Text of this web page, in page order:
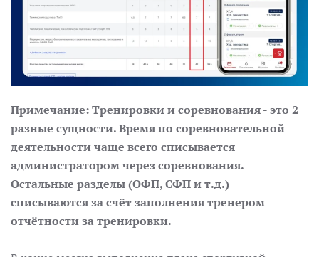
Примечание:Тренировки и соревнования - это 2
разные сущности. Время по соревновательной
деятельности чаще всего списывается
администратором через соревнования.
Остальные разделы (ОФП, СФП и т.д.)
списываются за счёт заполнения тренером
отчётности за тренировки.